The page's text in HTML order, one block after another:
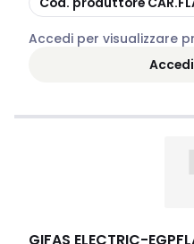
Accedi per visualizzare
Accedi